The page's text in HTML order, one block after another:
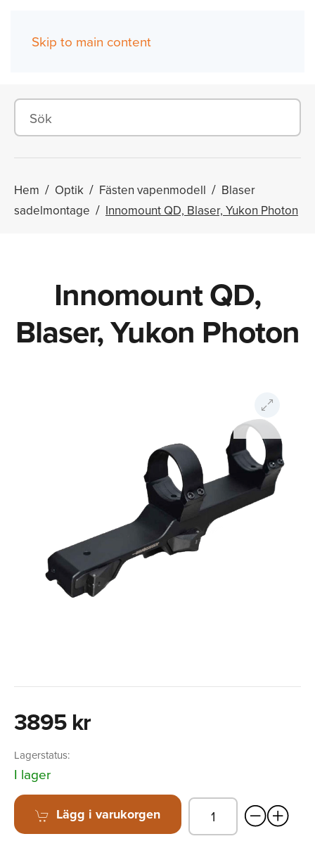
Skip to main content
Hem Optik Fästen vapenmodell
Blaser
sadelmontage
Innomount QD, Blaser, Yukon Photon
Innomount QD,
Blaser, Yukon Photon
3895 kr
Lagerstatus:
I lager
Lägg i varukorgen